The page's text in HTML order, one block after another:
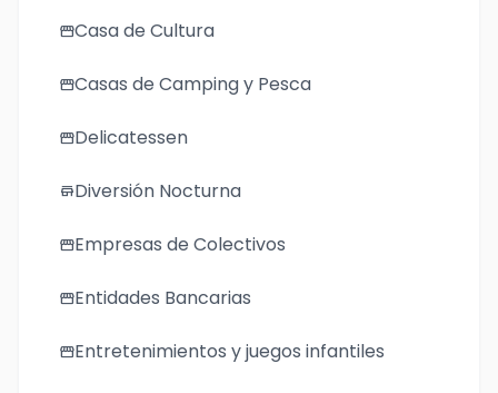
storefrontCasa de Cultura
storefrontCasas de Camping y Pesca
storefrontDelicatessen
storeDiversión Nocturna
storefrontEmpresas de Colectivos
storefrontEntidades Bancarias
storefrontEntretenimientos y juegos infantiles